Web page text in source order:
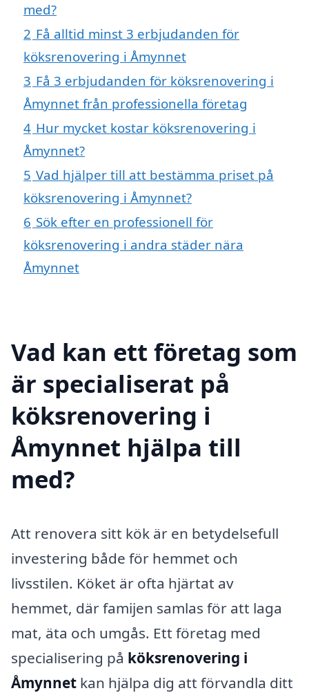
med?
2 Få alltid minst 3 erbjudanden för
köksrenovering i Åmynnet
3 Få 3 erbjudanden för köksrenovering i
Åmynnet från professionella företag
4 Hur mycket kostar köksrenovering i
Åmynnet?
5 Vad hjälper till att bestämma priset på
köksrenovering i Åmynnet?
6 Sök efter en professionell för
köksrenovering i andra städer nära
Åmynnet
Vad kan ett företag som
är specialiserat på
köksrenovering i
Åmynnet hjälpa till
med?
Att renovera sitt kök är en betydelsefull
investering både för hemmet och
livsstilen. Köket är ofta hjärtat av
hemmet, där famijen samlas för att laga
mat, äta och umgås. Ett företag med
specialisering på köksrenovering i
Åmynnet kan hjälpa dig att förvandla ditt